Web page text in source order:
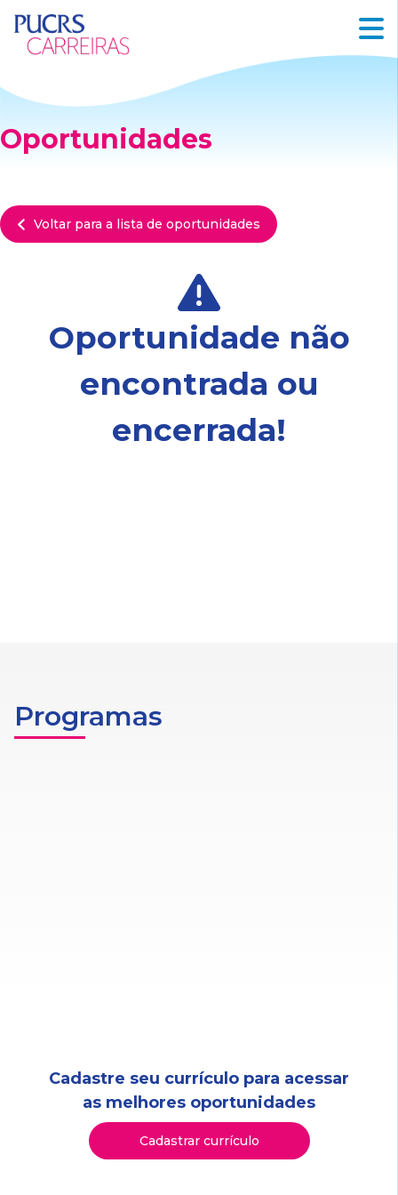
Oportunidades
Voltar para a lista de oportunidades
Oportunidade não
encontrada ou
encerrada!
Programas
Cadastre seu currículo para acessar
as melhores oportunidades
Cadastrar currículo